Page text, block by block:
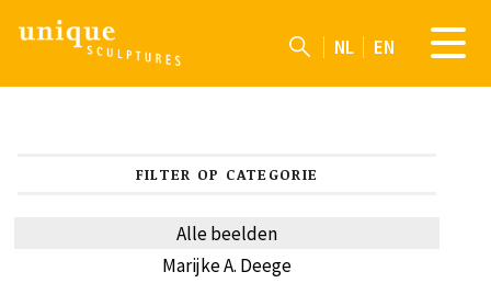
NL EN
FILTER OP CATEGORIE
Alle beelden
Marijke A. Deege